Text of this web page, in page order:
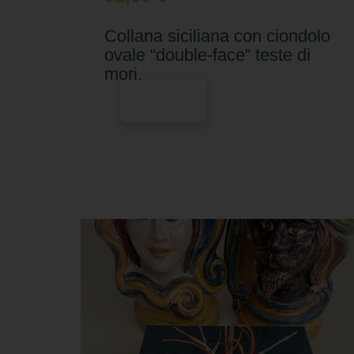
Collana siciliana con ciondolo
ovale “double-face” teste di
mori.